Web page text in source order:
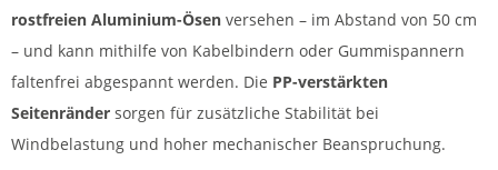
rostfreien Aluminium-Ösen versehen – im Abstand von 50 cm
– und kann mithilfe von Kabelbindern oder Gummispannern
faltenfrei abgespannt werden. Die PP-verstärkten
Seitenränder sorgen für zusätzliche Stabilität bei
Windbelastung und hoher mechanischer Beanspruchung.